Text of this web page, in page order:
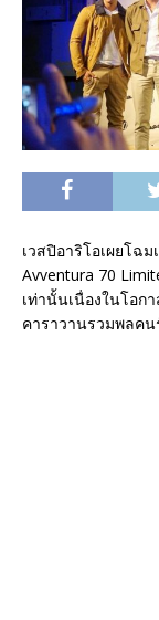
เวสปิอาริโอเผยโฉ
Avventura 70
เท่านั้นเนื่องในโอก
คาราวานรวมพลคน